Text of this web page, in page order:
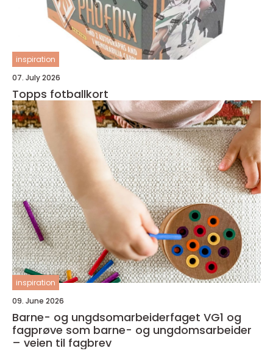
inspiration
07. July 2026
Topps fotballkort
inspiration
09. June 2026
Barne- og ungdsomarbeiderfaget VG1 og
fagprøve som barne- og ungdomsarbeider
– veien til fagbrev